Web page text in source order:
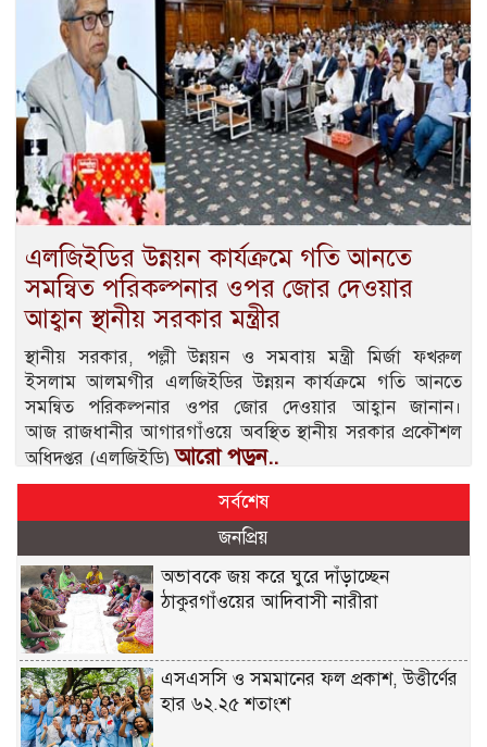
এলজিইডির উন্নয়ন কার্যক্রমে গতি আনতে
সমন্বিত পরিকল্পনার ওপর জোর দেওয়ার
আহ্বান স্থানীয় সরকার মন্ত্রীর
স্থানীয় সরকার, পল্লী উন্নয়ন ও সমবায় মন্ত্রী মির্জা ফখরুল
ইসলাম আলমগীর এলজিইডির উন্নয়ন কার্যক্রমে গতি আনতে
সমন্বিত পরিকল্পনার ওপর জোর দেওয়ার আহ্বান জানান।
আজ রাজধানীর আগারগাঁওয়ে অবস্থিত স্থানীয় সরকার প্রকৌশল
অধিদপ্তর (এলজিইডি)আরো পড়ুন..
সর্বশেষ
জনপ্রিয়
অভাবকে জয় করে ঘুরে দাঁড়াচ্ছেন
ঠাকুরগাঁওয়ের আদিবাসী নারীরা
এসএসসি ও সমমানের ফল প্রকাশ, উত্তীর্ণের
হার ৬২.২৫ শতাংশ